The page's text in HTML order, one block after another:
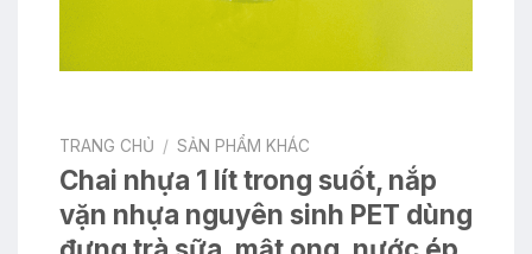
TRANG CHỦ / SẢN PHẨM KHÁC
Chai nhựa 1 lít trong suốt, nắp
vặn nhựa nguyên sinh PET dùng